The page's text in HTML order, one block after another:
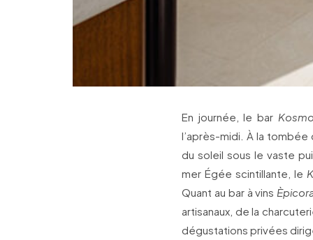
En journée, le bar
l’après-midi. À la tombée
du soleil sous le vaste
mer Égée scintillante, le
Quant au bar à vins
artisanaux, de la
dégustations privées